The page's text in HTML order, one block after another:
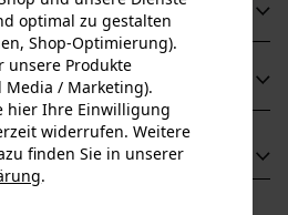
mehr tragen zu müssen
(PDF)
optimal zu gestalten
Shop-Optimierung).
unsere Produkte
Media / Marketing).
hier Ihre Einwilligung
widerrufen. Weitere
finden Sie in unserer
.